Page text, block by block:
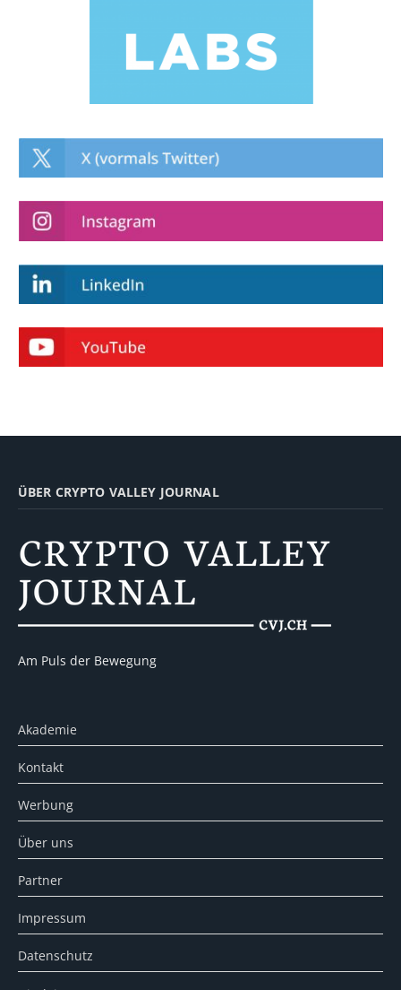
ÜBER CRYPTO VALLEY JOURNAL
Am Puls der Bewegung
Akademie
Kontakt
Werbung
Über uns
Partner
Impressum
Datenschutz